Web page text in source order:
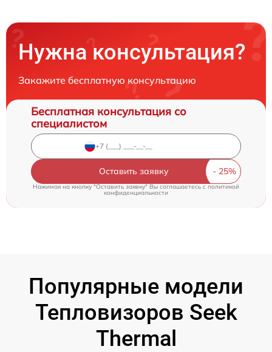
Нужна консультация?
Закажите бесплатную консультацию
Бесплатная консультация со
специалистом
Оставить заявку
Нажимая на кнопку "Оставить заявку" Вы соглашаетесь cполитикой
конфиденциальности
Популярные модели
Тепловизоров Seek
Thermal